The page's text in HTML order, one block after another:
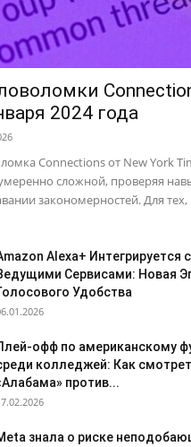
2024 года
Connections от New York
сложной, проверяя
закономерностей. Для
Alexa+ Интегрируется с
Сервисами: Новая
Удобства
офф по американскому
колледжей: Как
против...
знала о риске